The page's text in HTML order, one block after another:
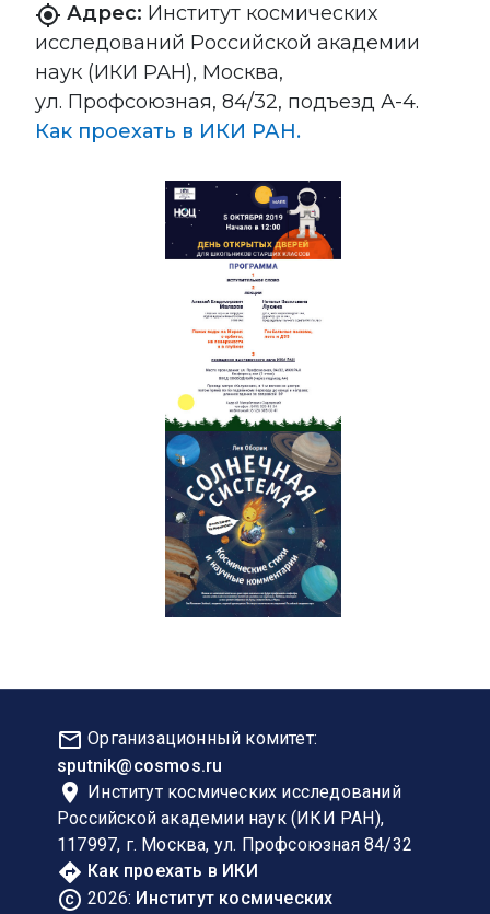
my_location Адрес: Институт космических
исследований Российской академии
наук (ИКИ РАН), Москва,
ул. Профсоюзная, 84/32, подъезд А-4.
Как проехать в ИКИ РАН.
mail_outline Организационный комитет:
sputnik@cosmos.ru
place Институт космических исследований
Российской академии наук (ИКИ РАН),
117997, г. Москва, ул. Профсоюзная 84/32
directions Как проехать в ИКИ
copyright 2026: Институт космических